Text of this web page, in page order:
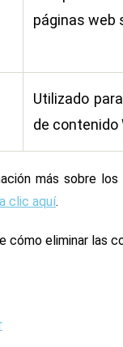
páginas web
Utilizado
de contenido
más sobre
clic aquí.
cómo eliminar las